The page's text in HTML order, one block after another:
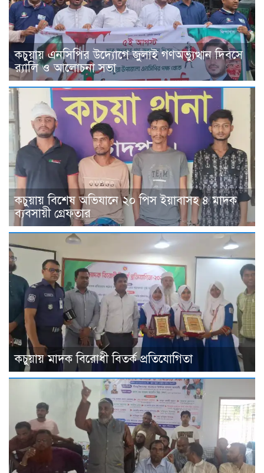
কচুয়ায় এনসিপির উদ্যোগে জুলাই গণঅভ্যুত্থান দিবসে
র‌্যালি ও আলোচনা সভা
কচুয়ায় বিশেষ অভিযানে ২০ পিস ইয়াবাসহ ৪ মাদক
ব্যবসায়ী গ্রেফতার
কচুয়ায় মাদক বিরোধী বিতর্ক প্রতিযোগিতা